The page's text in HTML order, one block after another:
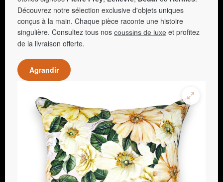
Découvrez notre sélection exclusive d'objets uniques
conçus à la main. Chaque pièce raconte une histoire
singulière. Consultez tous nos coussins de luxe et profitez
de la livraison offerte.
Agrandir